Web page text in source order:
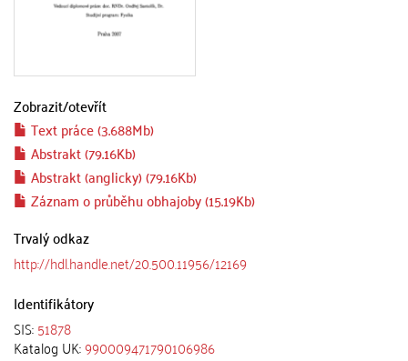
Zobrazit/otevřít
Text práce (3.688Mb)
Abstrakt (79.16Kb)
Abstrakt (anglicky) (79.16Kb)
Záznam o průběhu obhajoby (15.19Kb)
Trvalý odkaz
http://hdl.handle.net/20.500.11956/12169
Identifikátory
SIS:51878
Katalog UK:990009471790106986